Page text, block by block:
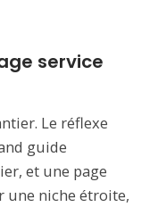
service
Le réflexe
guide
et une page
une niche étroite,